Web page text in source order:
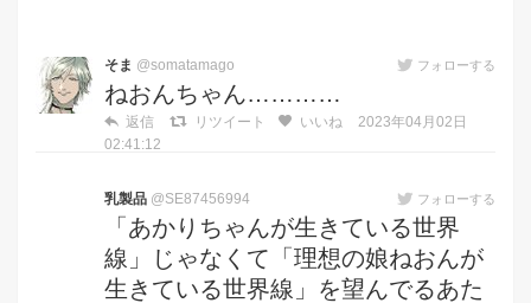
そま @somatamago フォローする
ねおんちゃん…………
返信 リツイート いいね
2023年04月02日
02:41:12
乳製品 @SE87456994 フォローする
「あかりちゃんが生きている世界
線」じゃなくて「理想の娘ねおんが
生きている世界線」を望んでるあた